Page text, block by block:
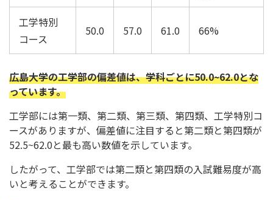
工学特別
コース
50.0 57.0 61.0 66%
広島大学の工学部の偏差値は、学科ごとに50.0~62.0とな
っています。
工学部には第一類、第二類、第三類、第四類、工学特別コ
ースがありますが、偏差値に注目すると第二類と第四類が
52.5~62.0と最も高い数値を示しています。
したがって、工学部では第二類と第四類の入試難易度が高
いと考えることができます。